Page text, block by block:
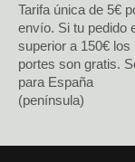
Tarifa única de 5€
envío. Si tu pedido
superior a 150€ los
portes son gratis.
para España
(península)